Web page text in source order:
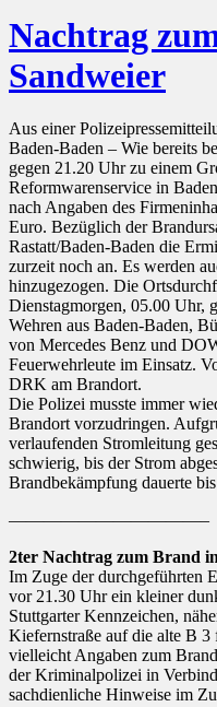
Nachtrag
Sandweier
Aus einer
Baden-Baden – Wie bereits
gegen 21.20 Uhr zu einem
Reformwarenservice in
nach Angaben des
Euro. Bezüglich der
Rastatt/Baden-Baden die
zurzeit noch an. Es werden
hinzugezogen. Die
Dienstagmorgen, 05.00 Uhr,
Wehren aus Baden-Baden,
von Mercedes Benz und
Feuerwehrleute im Einsatz.
DRK am Brandort.
Die Polizei musste immer
Brandort vorzudringen.
verlaufenden Stromleitung
schwierig, bis der Strom
Brandbekämpfung dauerte
———————————–
2ter Nachtrag zum Brand
Im Zuge der durchgeführten
vor 21.30 Uhr ein kleiner
Stuttgarter Kennzeichen,
Kiefernstraße auf die alte B 3
vielleicht Angaben zum
der Kriminalpolizei in
sachdienliche Hinweise im